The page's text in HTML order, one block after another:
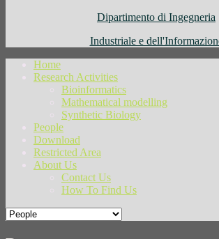
Dipartimento di Ingegneria
Industriale e
Home
Research Activities
Bioinformatics
Mathematical modelling
Synthetic Biology
People
Download
Restricted Area
About Us
Contact Us
How To Find Us